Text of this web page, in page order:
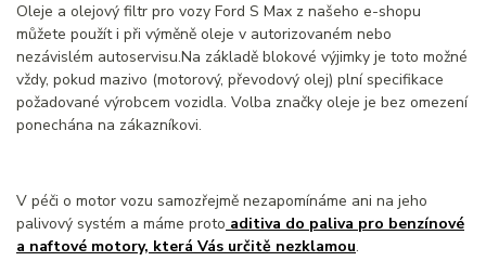
Oleje a olejový filtr pro vozy Ford S Max z našeho e-shopu
můžete použít i při výměně oleje v autorizovaném nebo
nezávislém autoservisu.Na základě blokové výjimky je toto možné
vždy, pokud mazivo (motorový, převodový olej) plní specifikace
požadované výrobcem vozidla. Volba značky oleje je bez omezení
ponechána na zákazníkovi.
V péči o motor vozu samozřejmě nezapomínáme ani na jeho
palivový systém a máme proto aditiva do paliva pro benzínové
a naftové motory, která Vás určitě nezklamou.